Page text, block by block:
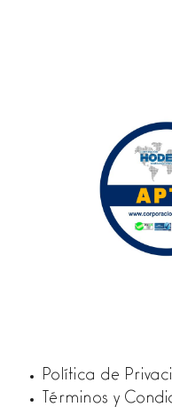
Política de
Términos y